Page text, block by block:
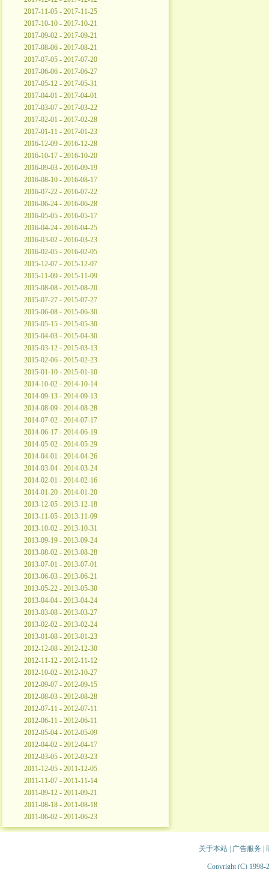
2017-11-05 - 2017-11-25
2017-10-10 - 2017-10-21
2017-09-02 - 2017-09-21
2017-08-06 - 2017-08-21
2017-07-05 - 2017-07-20
2017-06-06 - 2017-06-27
2017-05-12 - 2017-05-31
2017-04-01 - 2017-04-01
2017-03-07 - 2017-03-22
2017-02-01 - 2017-02-28
2017-01-11 - 2017-01-23
2016-12-09 - 2016-12-28
2016-10-17 - 2016-10-20
2016-09-03 - 2016-09-19
2016-08-10 - 2016-08-17
2016-07-22 - 2016-07-22
2016-06-24 - 2016-06-28
2016-05-05 - 2016-05-17
2016-04-24 - 2016-04-25
2016-03-02 - 2016-03-23
2016-02-05 - 2016-02-05
2015-12-07 - 2015-12-07
2015-11-09 - 2015-11-09
2015-08-08 - 2015-08-20
2015-07-27 - 2015-07-27
2015-06-08 - 2015-06-30
2015-05-15 - 2015-05-30
2015-04-03 - 2015-04-30
2015-03-12 - 2015-03-13
2015-02-06 - 2015-02-23
2015-01-10 - 2015-01-10
2014-10-02 - 2014-10-14
2014-09-13 - 2014-09-13
2014-08-09 - 2014-08-28
2014-07-02 - 2014-07-17
2014-06-17 - 2014-06-19
2014-05-02 - 2014-05-29
2014-04-01 - 2014-04-26
2014-03-04 - 2014-03-24
2014-02-01 - 2014-02-16
2014-01-20 - 2014-01-20
2013-12-05 - 2013-12-18
2013-11-05 - 2013-11-09
2013-10-02 - 2013-10-31
2013-09-19 - 2013-09-24
2013-08-02 - 2013-08-28
2013-07-01 - 2013-07-01
2013-06-03 - 2013-06-21
2013-05-22 - 2013-05-30
2013-04-04 - 2013-04-24
2013-03-08 - 2013-03-27
2013-02-02 - 2013-02-24
2013-01-08 - 2013-01-23
2012-12-08 - 2012-12-30
2012-11-12 - 2012-11-12
2012-10-02 - 2012-10-27
2012-09-07 - 2012-09-15
2012-08-03 - 2012-08-28
2012-07-11 - 2012-07-11
2012-06-11 - 2012-06-11
2012-05-04 - 2012-05-09
2012-04-02 - 2012-04-17
2012-03-05 - 2012-03-23
2011-12-05 - 2011-12-05
2011-11-07 - 2011-11-14
2011-09-12 - 2011-09-21
2011-08-18 - 2011-08-18
2011-06-02 - 2011-06-23
关于本站| 广告服务
Copyright (C) 1998-